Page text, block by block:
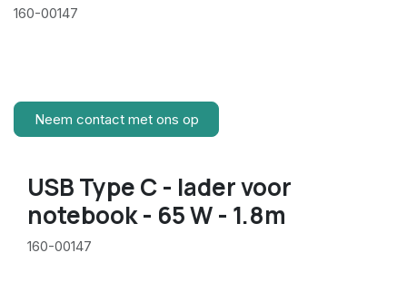
160-00147
Neem contact met ons op
USB Type C - lader voor
notebook - 65 W - 1.8m
160-00147